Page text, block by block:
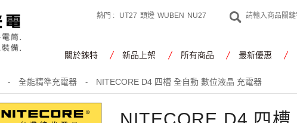
熱門 : UT27 頭燈 WUBEN NU27
關於錸特 新品上架 所有商品 最新優惠
- 全能精準充電器 - NITECORE D4 四槽 全自動 數位液晶 充電器